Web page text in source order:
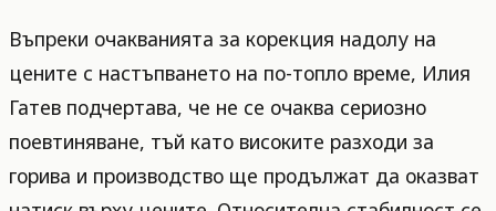
Въпреки очакванията за корекция надолу на
цените с настъпването на по-топло време, Илия
Гатев подчертава, че не се очаква сериозно
поевтиняване, тъй като високите разходи за
горива и производство ще продължат да оказват